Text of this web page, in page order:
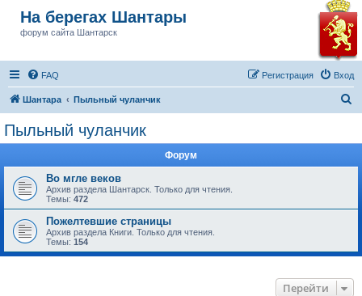
На берегах Шантары
форум сайта Шантарск
FAQ Вход
Регистрация
Шантара Пыльный чуланчик
Пыльный чуланчик
Форум
Во мгле веков
Архив раздела Шантарск. Только для чтения.
Темы: 472
Пожелтевшие страницы
Архив раздела Книги. Только для чтения.
Темы: 154
Перейти